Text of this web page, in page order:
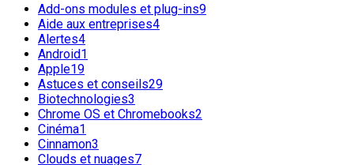
Add-ons modules et plug-ins9
Aide aux entreprises4
Alertes4
Android1
Apple19
Astuces et conseils29
Biotechnologies3
Chrome OS et Chromebooks2
Cinéma1
Cinnamon3
Clouds et nuages7